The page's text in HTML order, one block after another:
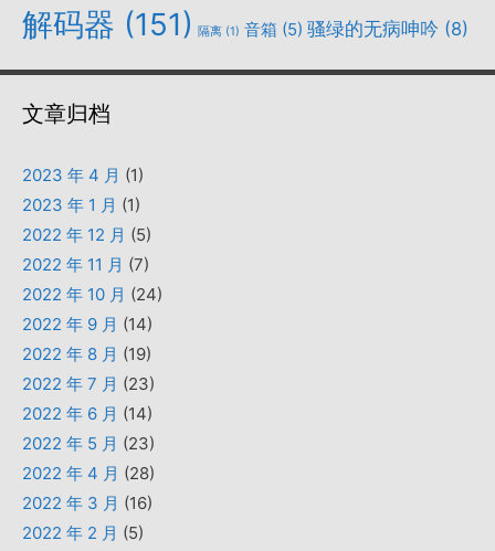
解码器 (151) 隔离 (1) 音箱 (5) 骚绿的无病呻吟 (8)
文章归档
2023 年 4 月 (1)
2023 年 1 月 (1)
2022 年 12 月 (5)
2022 年 11 月 (7)
2022 年 10 月 (24)
2022 年 9 月 (14)
2022 年 8 月 (19)
2022 年 7 月 (23)
2022 年 6 月 (14)
2022 年 5 月 (23)
2022 年 4 月 (28)
2022 年 3 月 (16)
2022 年 2 月 (5)